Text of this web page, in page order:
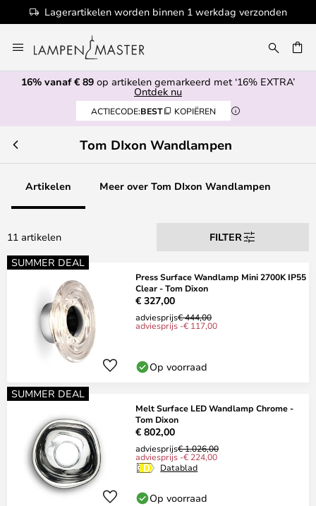
Lagerartikelen worden binnen 1 werkdag verzonden
naar
de
inhoud
16% vanaf € 89 op artikelen gemarkeerd met ‘16% EXTRA’
Ontdek nu
ACTIECODE:BEST KOPIËREN
Tom DIxon Wandlampen
Artikelen Meer over Tom DIxon Wandlampen
11 artikelen
FILTER
SUMMER DEAL
Press Surface Wandlamp Mini 2700K IP55
Clear - Tom Dixon
€ 327,00
adviesprijs€ 444,00
adviesprijs -€ 117,00
Op voorraad
SUMMER DEAL
Melt Surface LED Wandlamp Chrome -
Tom Dixon
€ 802,00
adviesprijs€ 1.026,00
adviesprijs -€ 224,00
Datablad
Op voorraad